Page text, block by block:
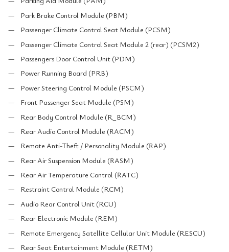
Park Brake Control Module (PBM)
Passenger Climate Control Seat Module (PCSM)
Passenger Climate Control Seat Module 2 (rear) (PCSM2)
Passengers Door Control Unit (PDM)
Power Running Board (PRB)
Power Steering Control Module (PSCM)
Front Passenger Seat Module (PSM)
Rear Body Control Module (R_BCM)
Rear Audio Control Module (RACM)
Remote Anti-Theft / Personality Module (RAP)
Rear Air Suspension Module (RASM)
Rear Air Temperature Control (RATC)
Restraint Control Module (RCM)
Audio Rear Control Unit (RCU)
Rear Electronic Module (REM)
Remote Emergency Satellite Cellular Unit Module (RESCU)
Rear Seat Entertainment Module (RETM)